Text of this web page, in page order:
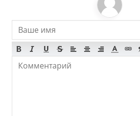
Продукты
Супермаркеты
Мода
Одежда